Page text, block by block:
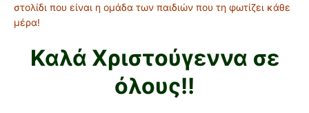
στολίδι που είναι η ομάδα των παιδιών που τη φωτίζει κάθε
μέρα!
Καλά Χριστούγεννα σε
όλους!!